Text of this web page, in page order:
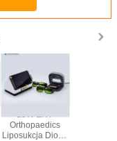
Orthopaedics
Liposukcja Dioda